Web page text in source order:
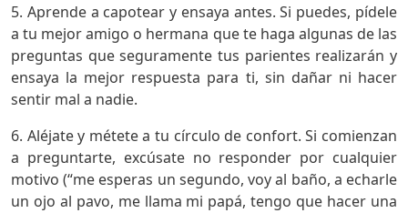
5. Aprende a capotear y ensaya antes. Si puedes, pídele
a tu mejor amigo o hermana que te haga algunas de las
preguntas que seguramente tus parientes realizarán y
ensaya la mejor respuesta para ti, sin dañar ni hacer
sentir mal a nadie.
6. Aléjate y métete a tu círculo de confort. Si comienzan
a preguntarte, excúsate no responder por cualquier
motivo (“me esperas un segundo, voy al baño, a echarle
un ojo al pavo, me llama mi papá, tengo que hacer una